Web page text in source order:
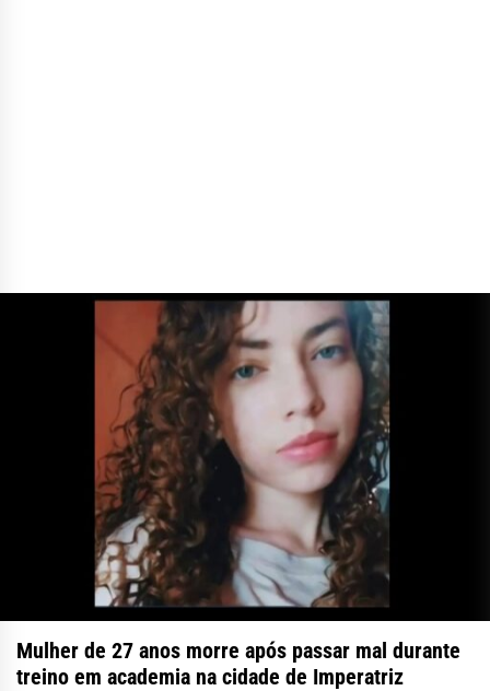
Mulher de 27 anos morre após passar mal durante
treino em academia na cidade de Imperatriz